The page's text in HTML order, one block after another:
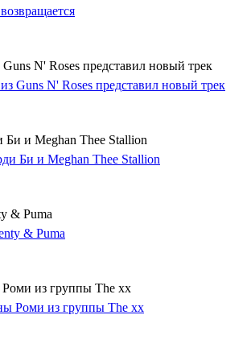
N' Roses представил новый трек
Би и Meghan Thee Stallion
& Puma
из группы The xx